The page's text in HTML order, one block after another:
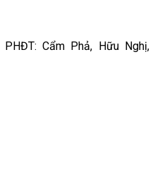
Cẩm Phả, Hữu Nghị,